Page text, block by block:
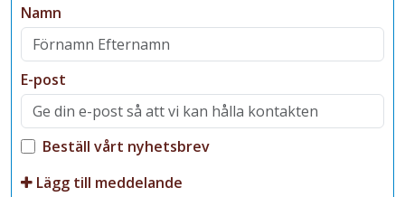
Namn
E-post
Beställ vårt nyhetsbrev
Lägg till meddelande